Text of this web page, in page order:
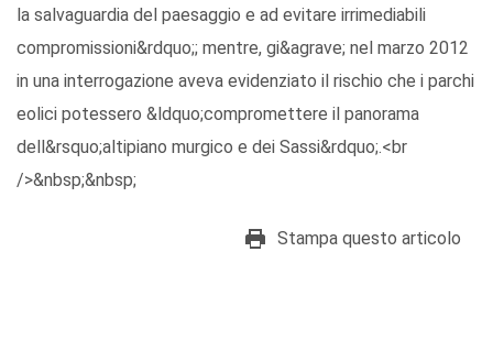
la salvaguardia del paesaggio e ad evitare irrimediabili
compromissioni&rdquo;; mentre, gi&agrave; nel marzo 2012
in una interrogazione aveva evidenziato il rischio che i parchi
eolici potessero &ldquo;compromettere il panorama
dell&rsquo;altipiano murgico e dei Sassi&rdquo;.<br
/>&nbsp;&nbsp;
Stampa questo articolo